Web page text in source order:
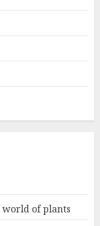
world of plants